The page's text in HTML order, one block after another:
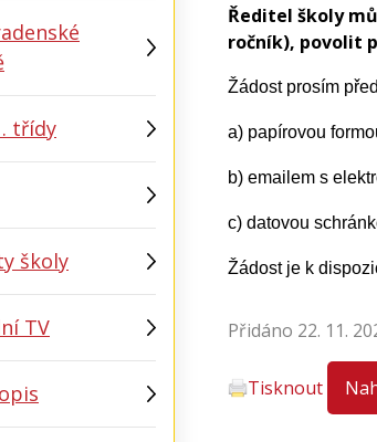
Ředitel školy
ročník), povolit
Žádost prosím
a) papírovou
b) emailem s
c) datovou
Žádost je k
Přidáno 22. 11.
Tisknout
třídy
školy
TV